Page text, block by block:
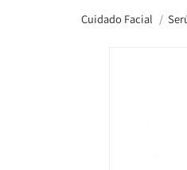
Cuidado Facial